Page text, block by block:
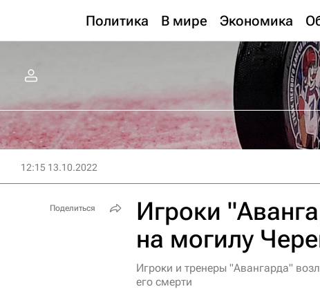
Политика В мире Экономика
12:15 13.10.2022
Игроки
на могилу
Игроки и тренеры "Авангарда"
его смерти
Поделиться